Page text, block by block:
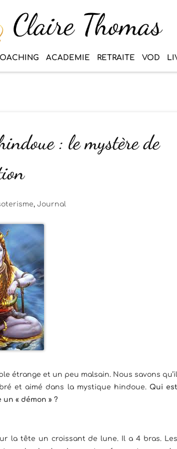
ACADEMIE RETRAITE VOD
: le mystère de
, Journal
étrange et un peu malsain. Nous savons qu’il
et aimé dans la mystique hindoue. Qui est
« démon » ?
la tête un croissant de lune. Il a 4 bras. Les